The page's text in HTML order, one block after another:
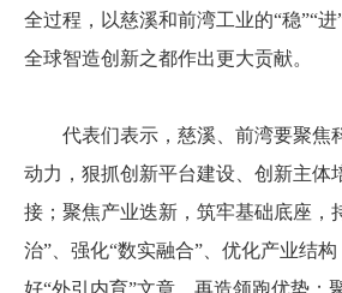
全过程，以慈溪和前湾工业的“稳”“进
全球智造创新之都作出更大贡献。
代表们表示，慈溪、前湾要聚焦
动力，狠抓创新平台建设、创新主体
接；聚焦产业迭新，筑牢基础底座，
治”、强化“数实融合”、优化产业结
好“外引内育”文章，再造领跑优势；